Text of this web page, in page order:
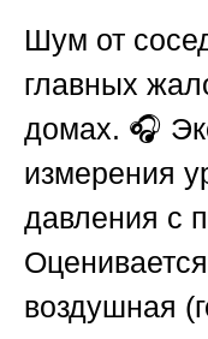
Шум от
главных
домах. 🎧
измерения
давления с
воздушная